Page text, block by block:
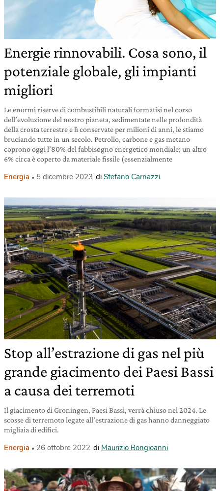
Energie rinnovabili. Cosa sono, il
potenziale globale, gli impianti
migliori
Le enormi riserve di combustibili naturali formatisi nel corso
dell’evoluzione del nostro pianeta, sedimentate nelle profondità
della crosta terrestre e lì conservate per milioni di anni, le stiamo
bruciando tutte in un secolo. Petrolio, carbone e gas metano
coprono oggi l’80% del fabbisogno energetico mondiale; un altro
6% circa è coperto da materiale fissile (essenzialmente
Energia 5 dicembre 2023 di Stefano Carnazzi
Stop all’estrazione di gas nel più
grande giacimento dei Paesi Bassi
a causa dei terremoti
Il giacimento di Groningen, Paesi Bassi, verrà chiuso nel 2024. Le
scosse di terremoto legate all’estrazione di gas hanno danneggiato
migliaia di edifici.
Energia 26 ottobre 2022 di Maurizio Bongioanni